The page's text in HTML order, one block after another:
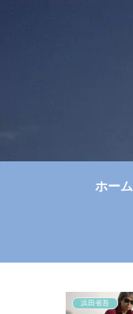
ホーム
浜田省吾